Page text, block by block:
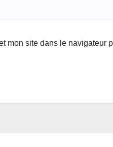
mon site dans le navigateur